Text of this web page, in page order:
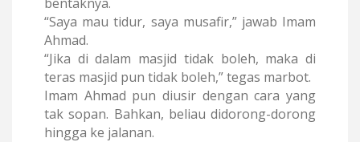
“Saya mau tidur, saya musafir,” jawab Imam
Ahmad.
“Jika di dalam masjid tidak boleh, maka di
teras masjid pun tidak boleh,” tegas marbot.
Imam Ahmad pun diusir dengan cara yang
tak sopan. Bahkan, beliau didorong-dorong
hingga ke jalanan.